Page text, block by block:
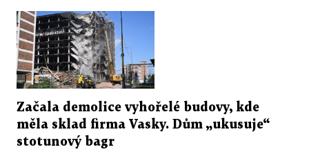
Začala demolice vyhořelé budovy, kde
měla sklad firma Vasky. Dům „ukusuje“
stotunový bagr